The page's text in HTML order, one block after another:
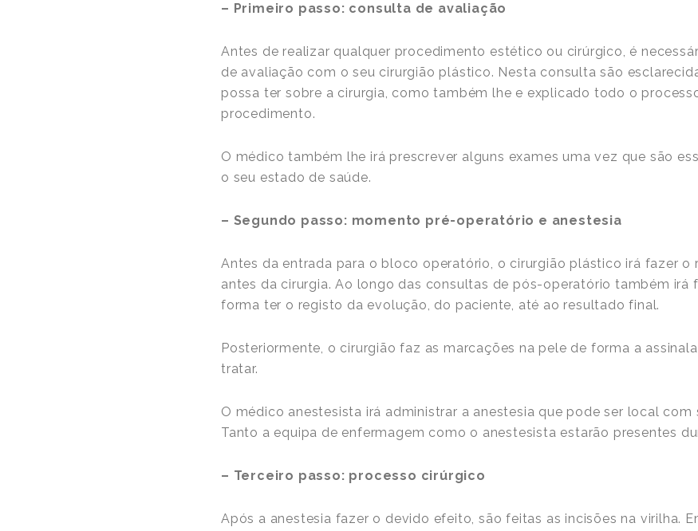
– Primeiro passo: consulta de avaliação
Antes de realizar qualquer procedimento estético ou cirúrgico, é
de avaliação com o seu cirurgião plástico. Nesta consulta são
possa ter sobre a cirurgia, como também lhe e explicado todo o
procedimento.
O médico também lhe irá prescrever alguns exames uma vez que são
o seu estado de saúde.
– Segundo passo: momento pré-operatório e anestesia
Antes da entrada para o bloco operatório, o cirurgião plástico irá fazer
antes da cirurgia. Ao longo das consultas de pós-operatório também irá
forma ter o registo da evolução, do paciente, até ao resultado final.
Posteriormente, o cirurgião faz as marcações na pele de forma a
tratar.
O médico anestesista irá administrar a anestesia que pode ser local com
Tanto a equipa de enfermagem como o anestesista estarão presentes
– Terceiro passo: processo cirúrgico
Após a anestesia fazer o devido efeito, são feitas as incisões na virilha.